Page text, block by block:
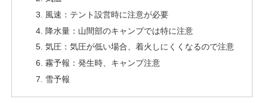
風速：テント設営時に注意が必要
降水量：山間部のキャンプでは特に注意
気圧：気圧が低い場合、着火しにくくなるので注意
霧予報：発生時、キャンプ注意
雪予報